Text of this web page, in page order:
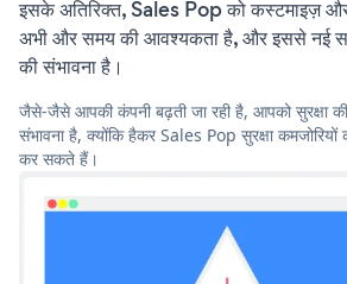
इसके अतिरिक्त, Sales Pop को कस्टमाइज़
अभी और समय की आवश्यकता है, और इससे नई
की संभावना है।
जैसे-जैसे आपकी कंपनी बढ़ती जा रही है, आपको सुरक्षा
संभावना है, क्योंकि हैकर Sales Pop सुरक्षा कमजोरियों
कर सकते हैं।